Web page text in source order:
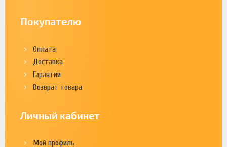
Покупателю
Оплата
Доставка
Гарантии
Возврат товара
Личный кабинет
Мой профиль